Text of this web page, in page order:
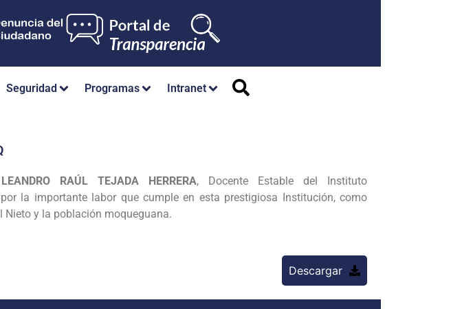
Seguridad Programas Intranet
LEANDRO RAÚL TEJADA HERRERA, Docente Estable del Instituto
la importante labor que cumple en esta prestigiosa Institución, como
Nieto y la población moqueguana.
Descargar